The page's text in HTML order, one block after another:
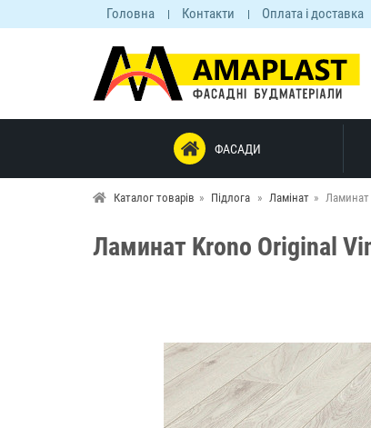
Головна Контакти Оплата і доставка
ФАСАДИ
Каталог товарів Підлога Ламінат Ламинат
Ламинат Krono Original